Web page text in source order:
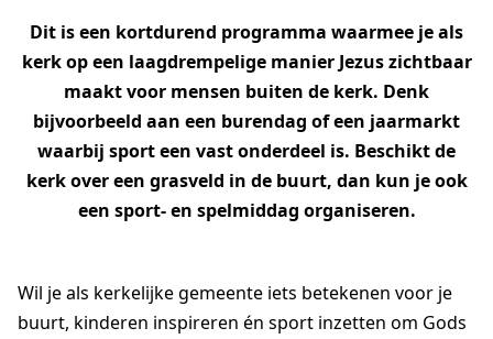
AGAPÈ STUDENTLIFE
FAMILYLIFE
ATHLETES IN ACTION
ER IS HOOP
CHURCH MOVEMENTS
LEADER IMPACT NEXT
Dit is een kortdurend programma waarmee je als
kerk op een laagdrempelige manier Jezus zichtbaar
maakt voor mensen buiten de kerk. Denk
bijvoorbeeld aan een burendag of een jaarmarkt
waarbij sport een vast onderdeel is. Beschikt de
kerk over een grasveld in de buurt, dan kun je ook
een sport- en spelmiddag organiseren.
Wil je als kerkelijke gemeente iets betekenen voor je
buurt, kinderen inspireren én sport inzetten om Gods